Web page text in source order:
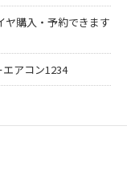
ヤ購入・予約できます
アコン1234